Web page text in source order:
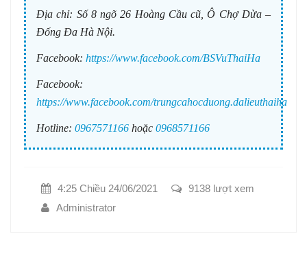
Địa chỉ: Số 8 ngõ 26 Hoàng Cầu cũ, Ô Chợ Dừa –
Đống Đa Hà Nội.
Facebook: https://www.facebook.com/BSVuThaiHa
Facebook:
https://www.facebook.com/trungcahocduong.dalieuthaiha
Hotline: 0967571166 hoặc 0968571166
4:25 Chiều 24/06/2021
9138 lượt xem
Administrator